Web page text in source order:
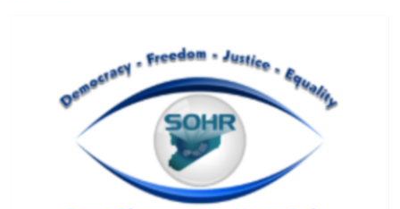
ՏԱՐԱԾԱՇՐՋԱՆ
ՄԻՋԱԶԳԱՅԻՆ
ՄՇԱԿՈՒՅԹ
ՄԵԿՆԱԲԱՆՈՒԹՅՈՒՆ